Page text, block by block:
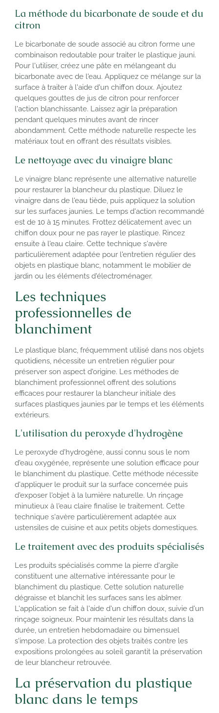
La méthode du bicarbonate de soude et du
citron
Le bicarbonate de soude associé au citron forme une
combinaison redoutable pour traiter le plastique jauni.
Pour l'utiliser, créez une pâte en mélangeant du
bicarbonate avec de l'eau. Appliquez ce mélange sur la
surface à traiter à l'aide d'un chiffon doux. Ajoutez
quelques gouttes de jus de citron pour renforcer
l'action blanchissante. Laissez agir la préparation
pendant quelques minutes avant de rincer
abondamment. Cette méthode naturelle respecte les
matériaux tout en offrant des résultats visibles.
Le nettoyage avec du vinaigre blanc
Le vinaigre blanc représente une alternative naturelle
pour restaurer la blancheur du plastique. Diluez le
vinaigre dans de l'eau tiède, puis appliquez la solution
sur les surfaces jaunies. Le temps d'action recommandé
est de 10 à 15 minutes. Frottez délicatement avec un
chiffon doux pour ne pas rayer le plastique. Rincez
ensuite à l'eau claire. Cette technique s'avère
particulièrement adaptée pour l'entretien régulier des
objets en plastique blanc, notamment le mobilier de
jardin ou les éléments d'électroménager.
Les techniques
professionnelles de
blanchiment
Le plastique blanc, fréquemment utilisé dans nos objets
quotidiens, nécessite un entretien régulier pour
préserver son aspect d'origine. Les méthodes de
blanchiment professionnel offrent des solutions
efficaces pour restaurer la blancheur initiale des
surfaces plastiques jaunies par le temps et les éléments
extérieurs.
L'utilisation du peroxyde d'hydrogène
Le peroxyde d'hydrogène, aussi connu sous le nom
d'eau oxygénée, représente une solution efficace pour
le blanchiment du plastique. Cette méthode nécessite
d'appliquer le produit sur la surface concernée puis
d'exposer l'objet à la lumière naturelle. Un rinçage
minutieux à l'eau claire finalise le traitement. Cette
technique s'avère particulièrement adaptée aux
ustensiles de cuisine et aux petits objets domestiques.
Le traitement avec des produits spécialisés
Les produits spécialisés comme la pierre d'argile
constituent une alternative intéressante pour le
blanchiment du plastique. Cette solution naturelle
dégraisse et blanchit les surfaces sans les abîmer.
L'application se fait à l'aide d'un chiffon doux, suivie d'un
rinçage soigneux. Pour maintenir les résultats dans la
durée, un entretien hebdomadaire ou bimensuel
s'impose. La protection des objets traités contre les
expositions prolongées au soleil garantit la préservation
de leur blancheur retrouvée.
La préservation du plastique
blanc dans le temps